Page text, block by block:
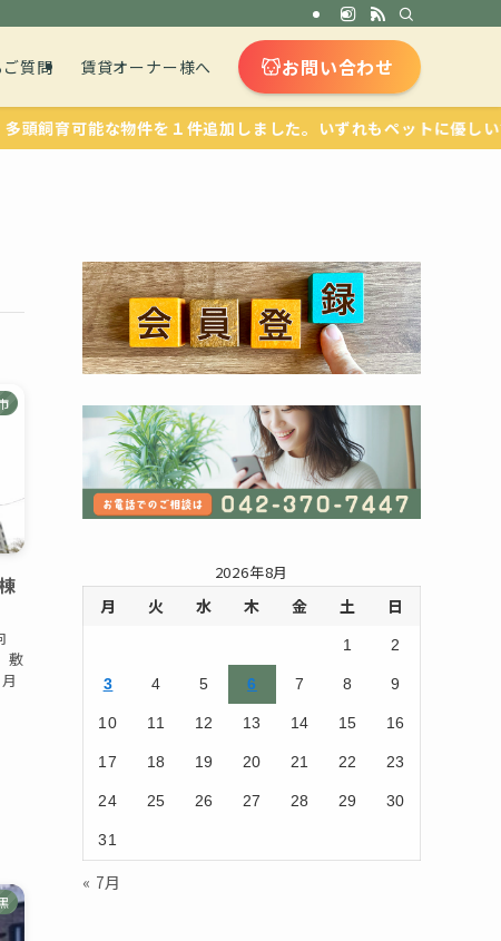
質問 賃貸オーナー様へ お問い合わせ
物件を１件追加しました。いずれもペットに優しい設備が整っ
敷
2026年8月
月 火 水 木 金 土 日
1 2
3 4 5 6 7 8 9
10 11 12 13 14 15 16
17 18 19 20 21 22 23
24 25 26 27 28 29 30
31
« 7月